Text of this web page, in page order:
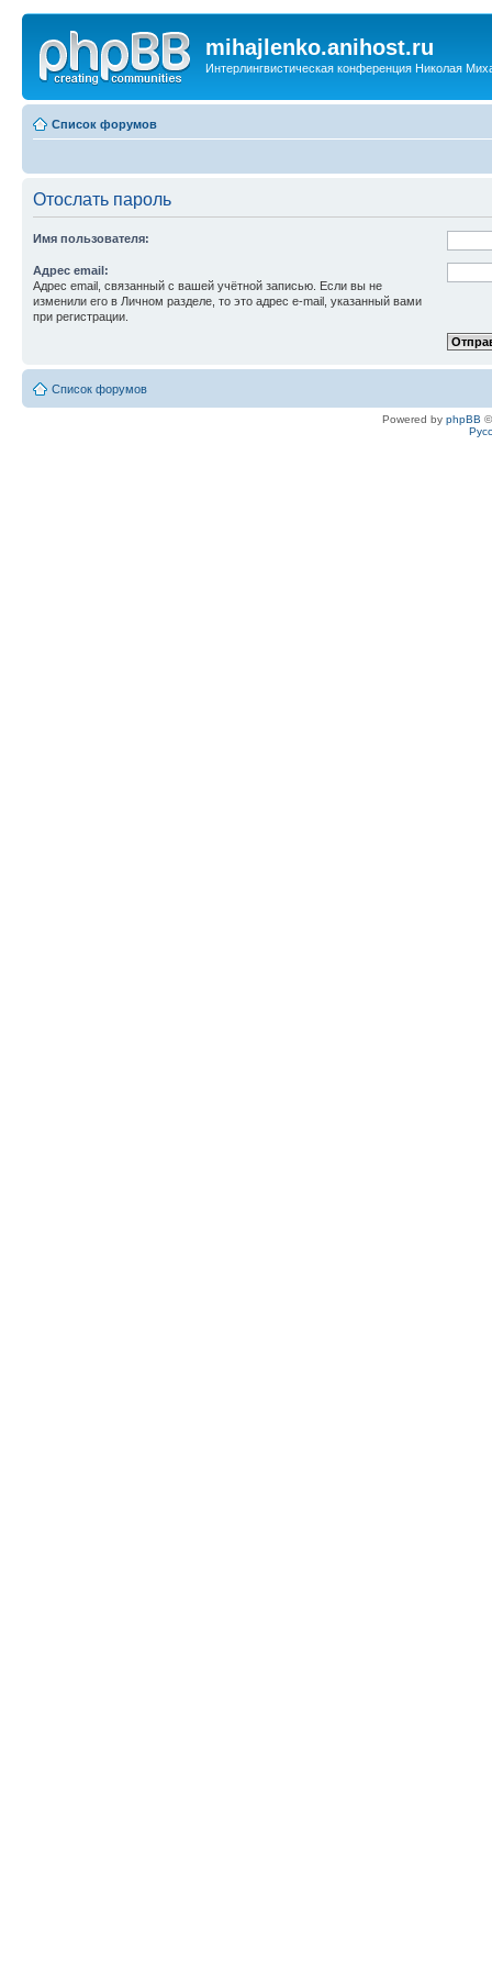
mihajlenko.anihost.ru
Интерлингвистическая конференция Николая
Список форумов
Отослать пароль
Имя пользователя:
Адрес email:
Адрес email, связанный с вашей учётной записью. Если вы не
изменили его в Личном разделе, то это адрес e-mail, указанный вами
при регистрации.
Список форумов
Powered by phpBB